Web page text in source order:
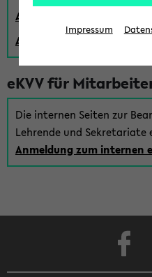
Anmeldung über einen
Anlegen eines neuen
eKVV für
Die internen Seiten zur
Lehrende und Sekretariate
Anmeldung zum internen
Impressum